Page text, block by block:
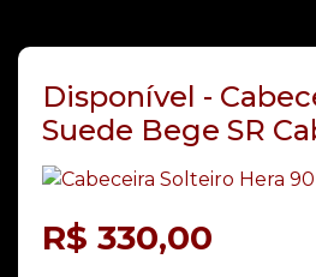
Disponível -
Suede Bege SR
R$ 330,00